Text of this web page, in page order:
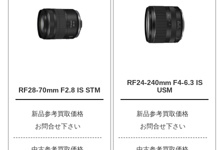
RF28-70mm F2.8 IS STM
新品参考買取価格
お問合せ下さい
RF24-240mm F4-6.3 IS
USM
新品参考買取価格
お問合せ下さい